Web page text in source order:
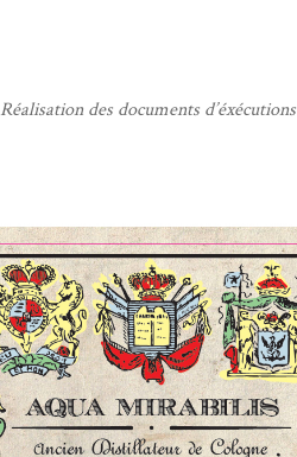
Réalisation des documents d’éxécutions